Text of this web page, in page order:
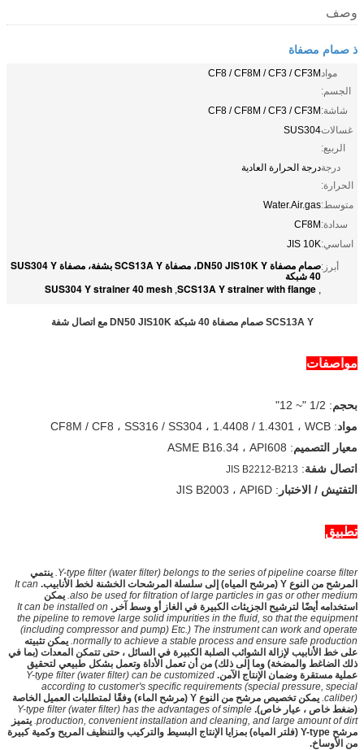
وصف
ذ صمام مصفاة
مواد
الجسم:
CF8 / CF8M / CF3 / CF3M
شاشة:CF8 / CF8M / CF3 / CF3M
غسالات
الربيع:
SUS304
درجة
الحرارة:
درجة الحرارة العادية
متوسط:Water.Air.gas
سدادة:CF8M
اساسي:JIS 10K
أبرز:
صمام مصفاة DN50 JIS10K Y، مصفاة SCS13A Y بشفة، مصفاة SUS304 Y
40 شبكة
,
SCS13A Y strainer with flange
,
SUS304 Y strainer 40 mesh
SCS13A Y صمام مصفاة 40 شبكة DN50 JIS10K مع اتصال شفة
مواصفات
بحجم: 1/2 "~ 12"
مواد: CF8M / CF8 ، SS316 / SS304 ، 1.4408 / 1.4301 ، WCB
معيار التصميم: ASME B16.34 ، API608
اتصال شفة:
JIS B2212-B213
التفتيش / الاختبار : JIS B2003 ، API6D
تطبيق
Y-type filter (water filter) belongs to the series of pipeline coarse filter. ينتمي
المرشح من النوع Y (مرشح المياه) إلى سلسلة المرشحات الخشنة لخط الأنابيب.
It can
also be used for filtration of large particles in gas or other medium. يمكن
استخدامه أيضًا لترشيح الجزيئات الكبيرة في الغاز أو وسط آخر. It can be installed on
the pipeline to remove large solid impurities in the fluid, so that the equipment
(including compressor and pump) Etc.) The instrument can work and operate
normally to achieve a stable process and ensure safe production. يمكن تثبيته
على خط الأنابيب لإزالة الشوائب الصلبة الكبيرة في السائل ، حتى تتمكن المعدات (بما في
ذلك الضاغط والمضخة) وما إلى ذلك) من أن تعمل الأداة وتعمل بشكل طبيعي لتحقيق
عملية مستقرة وضمان الإنتاج الآمن. Y-type filter (water filter) can be customized
according to customer's specific requirements (special pressure, special
caliber).
يمكن تخصيص مرشح من النوع Y (مرشح الماء) وفقًا لمتطلبات العميل الخاصة
(ضغط خاص ، عيار خاص). Y-type filter (water filter) has the advantages of simple
production, convenient installation and cleaning, and large amount of dirt. يتميز
مرشح Y-type (فلتر المياه) بمزايا الإنتاج البسيط والتركيب والتنظيف المريح وكمية كبيرة
من الأوساخ.